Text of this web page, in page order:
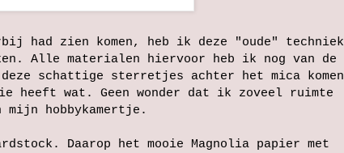
had zien komen, heb ik deze "oude" techniek
Alle materialen hiervoor heb ik nog van de
schattige sterretjes achter het mica komen
heeft wat. Geen wonder dat ik zoveel ruimte
mijn hobbykamertje.
Daarop het mooie Magnolia papier met